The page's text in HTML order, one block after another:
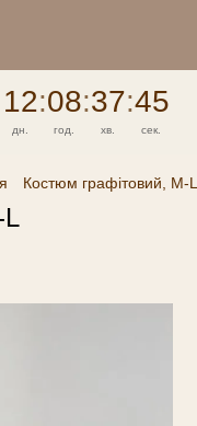
12:08:37:45
дн. год. хв. сек.
Костюм графітовий, M-L
L